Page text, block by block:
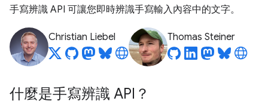
手寫辨識 API 可讓您即時辨識手寫輸入內容中的文字。
Christian Liebel Thomas Steiner
什麼是手寫辨識 API？